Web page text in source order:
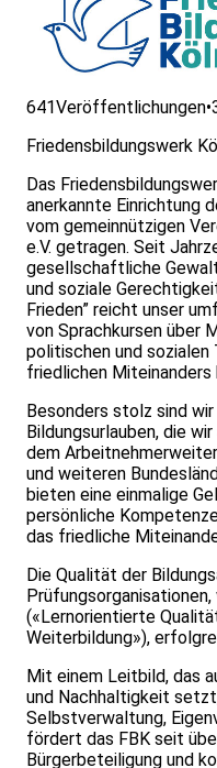
641Veröffentlichungen•
Friedensbildungswerk
Das
anerkannte Einrichtung
vom gemeinnützigen
e.V. getragen. Seit
gesellschaftliche
und soziale
Frieden” reicht unser
von Sprachkursen über
politischen und sozialen
friedlichen Miteinanders
Besonders stolz sind
Bildungsurlauben, die
dem
und weiteren
bieten eine einmalige
persönliche
das friedliche
Die Qualität der
(«Lernorientierte
Weiterbildung»),
Mit einem Leitbild, das
und Nachhaltigkeit
Selbstverwaltung,
fördert das FBK seit
Bürgerbeteiligung und